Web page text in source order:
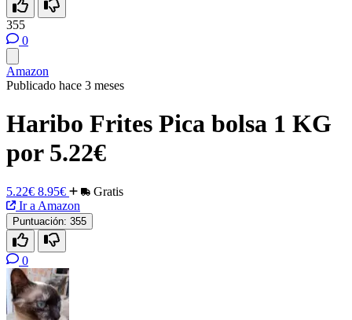
355
0
Amazon
Publicado hace 3 meses
Haribo Frites Pica bolsa 1 KG
por 5.22€
5.22€ 8.95€
Gratis
Ir a Amazon
Puntuación: 355
0